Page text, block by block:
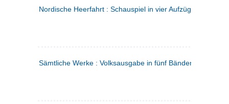
Nordische Heerfahrt : Schauspiel in vier Aufzügen
Sämtliche Werke : Volksausgabe in fünf Bänden